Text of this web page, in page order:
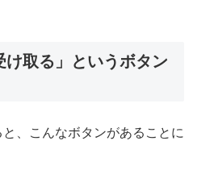
け取る」というボタン
、こんなボタンがあることに